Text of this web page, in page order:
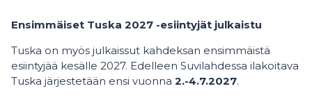
Ensimmäiset Tuska 2027 -esiintyjät julkaistu
Tuska on myös julkaissut kahdeksan ensimmäistä
esiintyjää kesälle 2027. Edelleen Suvilahdessa ilakoitava
Tuska järjestetään ensi vuonna 2.-4.7.2027.